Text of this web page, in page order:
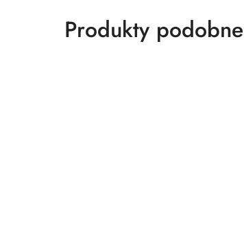
Produkty
Produkty podobne